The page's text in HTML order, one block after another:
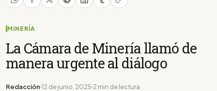
MINERÍA
La Cámara de Minería llamó de
manera urgente al diálogo
Redacción 12 de junio, 2025 2 min de lectura